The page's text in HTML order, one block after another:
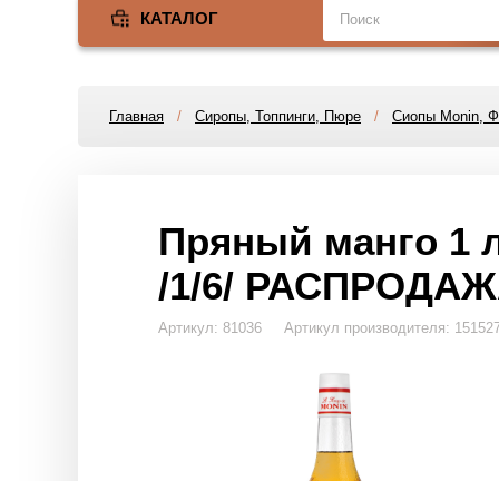
КАТАЛОГ
Главная / Сиропы, Топпинги, Пюре / Сиопы Monin,
Пряный манго 1
/1/6/
Артикул: 81036 Артикул производителя: